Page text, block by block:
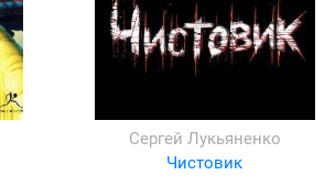
Сергей Лукьяненко
Чистовик